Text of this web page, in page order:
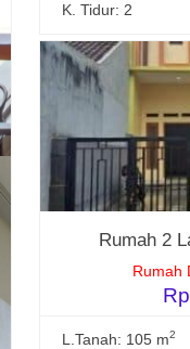
K. Tidur: 2
Rumah 2
Rumah
L.Tanah: 105 m2